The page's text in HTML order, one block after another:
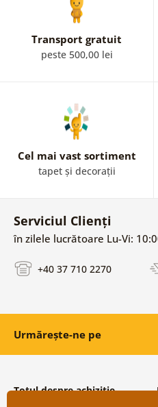
Transport gratuit
peste 500,00 lei
Cel mai vast sortiment
tapet și decorații
Serviciul Clienți
în zilele lucrătoare Lu-Vi:
+40 37 710 2270
Urmărește-ne pe
Totul despre achiziție